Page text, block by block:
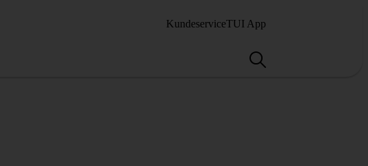
KundeserviceTUI App